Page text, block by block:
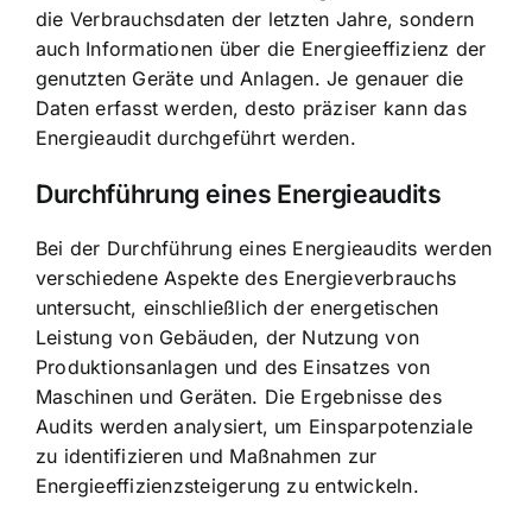
die Verbrauchsdaten der letzten Jahre, sondern
auch Informationen über die Energieeffizienz der
genutzten Geräte und Anlagen. Je genauer die
Daten erfasst werden, desto präziser kann das
Energieaudit durchgeführt werden.
Durchführung eines Energieaudits
Bei der Durchführung eines Energieaudits werden
verschiedene Aspekte des Energieverbrauchs
untersucht, einschließlich der energetischen
Leistung von Gebäuden, der Nutzung von
Produktionsanlagen und des Einsatzes von
Maschinen und Geräten. Die Ergebnisse des
Audits werden analysiert, um Einsparpotenziale
zu identifizieren und Maßnahmen zur
Energieeffizienzsteigerung zu entwickeln.